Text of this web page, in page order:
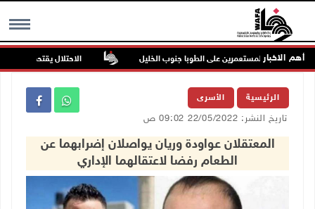
MENU أهم الاخبار
هجوم للمستعمرين على الطوبا جنوب الخليل الاحتلال يقتحم عورتا
الرئيسية الأسرى
تاريخ النشر: 22/05/2022 09:02 ص
المعتقلان عواودة وريان يواصلان إضرابهما عن
الطعام رفضا لاعتقالهما الإداري